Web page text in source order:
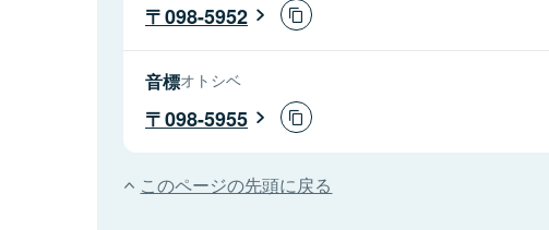
098-5952
音標オトシベ
098-5955
このページの先頭に戻る